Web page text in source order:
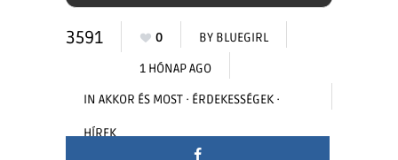
3591 0 BY BLUEGIRL
1 HÓNAP AGO
IN AKKOR ÉS MOST · ÉRDEKESSÉGEK ·
HÍREK